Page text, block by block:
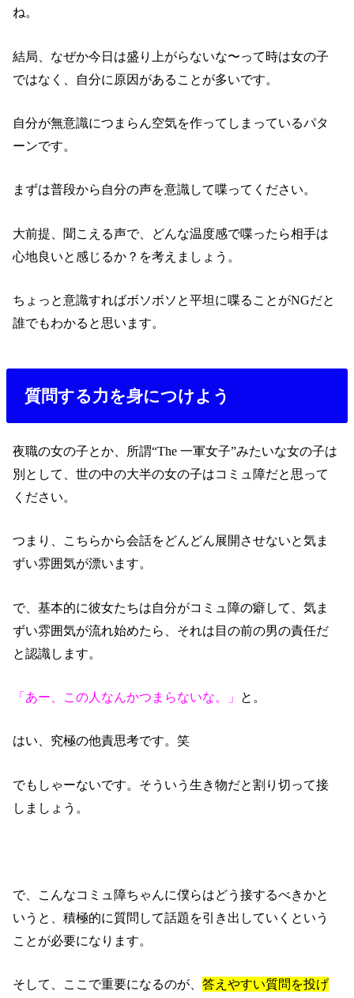
ね。
結局、なぜか今日は盛り上がらないな〜って時は女の子
ではなく、自分に原因があることが多いです。
自分が無意識につまらん空気を作ってしまっているパタ
ーンです。
まずは普段から自分の声を意識して喋ってください。
大前提、聞こえる声で、どんな温度感で喋ったら相手は
心地良いと感じるか？を考えましょう。
ちょっと意識すればボソボソと平坦に喋ることがNGだと
誰でもわかると思います。
質問する力を身につけよう
夜職の女の子とか、所謂“The 一軍女子”みたいな女の子は
別として、世の中の大半の女の子はコミュ障だと思って
ください。
つまり、こちらから会話をどんどん展開させないと気ま
ずい雰囲気が漂います。
で、基本的に彼女たちは自分がコミュ障の癖して、気ま
ずい雰囲気が流れ始めたら、それは目の前の男の責任だ
と認識します。
「あー、この人なんかつまらないな。」 と。
はい、究極の他責思考です。笑
でもしゃーないです。そういう生き物だと割り切って接
しましょう。
で、こんなコミュ障ちゃんに僕らはどう接するべきかと
いうと、積極的に質問して話題を引き出していくという
ことが必要になります。
そして、ここで重要になるのが、答えやすい質問を投げ